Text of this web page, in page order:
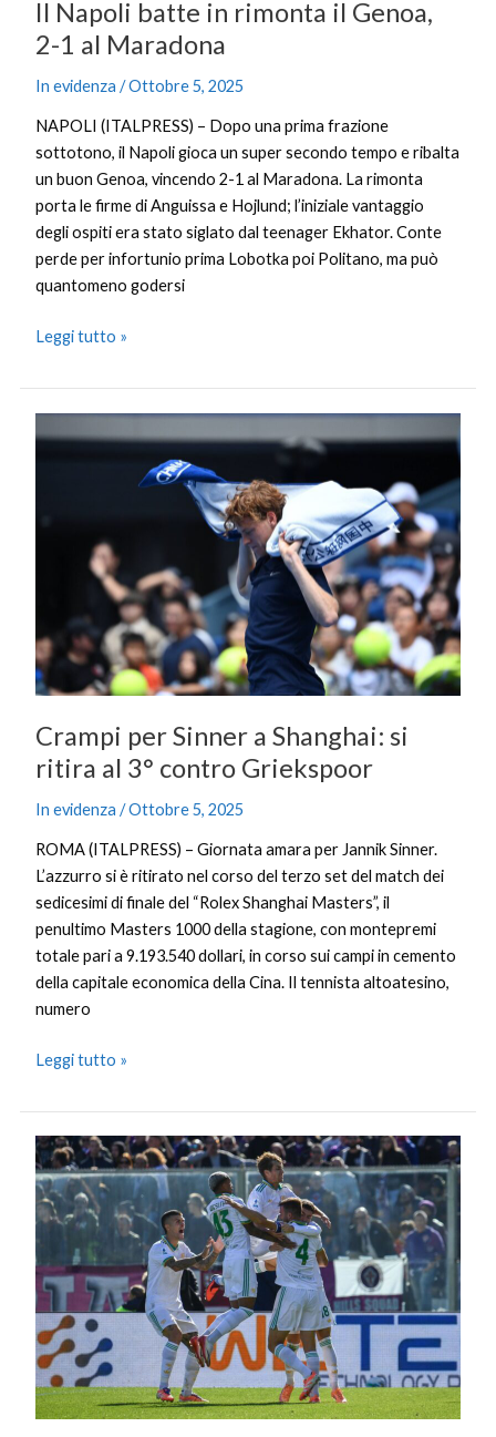
Il Napoli batte in rimonta il Genoa,
2-1 al Maradona
In evidenza /Ottobre 5, 2025
NAPOLI (ITALPRESS) – Dopo una prima frazione
sottotono, il Napoli gioca un super secondo tempo e ribalta
un buon Genoa, vincendo 2-1 al Maradona. La rimonta
porta le firme di Anguissa e Hojlund; l’iniziale vantaggio
degli ospiti era stato siglato dal teenager Ekhator. Conte
perde per infortunio prima Lobotka poi Politano, ma può
quantomeno godersi
Leggi tutto »
Crampi per Sinner a Shanghai: si
ritira al 3° contro Griekspoor
In evidenza /Ottobre 5, 2025
ROMA (ITALPRESS) – Giornata amara per Jannik Sinner.
L’azzurro si è ritirato nel corso del terzo set del match dei
sedicesimi di finale del “Rolex Shanghai Masters”, il
penultimo Masters 1000 della stagione, con montepremi
totale pari a 9.193.540 dollari, in corso sui campi in cemento
della capitale economica della Cina. Il tennista altoatesino,
numero
3°
contro
Griekspoor
Leggi tutto »
La
Roma
vince
anche
a
Firenze
e
resta
in
vetta